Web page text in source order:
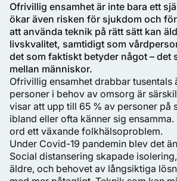
Ofrivillig ensamhet är inte bara ett
ökar även risken för sjukdom och
att använda teknik på rätt sätt kan
livskvalitet, samtidigt som
det som faktiskt betyder något – det
mellan människor.
Ofrivillig ensamhet drabbar tusentals
personer i behov av omsorg är
visar att upp till 65 % av personer på
ibland eller ofta känner sig
ord ett växande folkhälsoproblem.
Under Covid-19 pandemin blev det
Social distansering skapade
äldre, och behovet av långsiktiga